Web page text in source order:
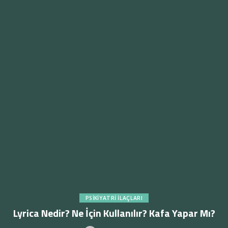
PSIKIYATRI İLAÇLARI
Lyrica Nedir? Ne İçin Kullanılır? Kafa Yapar Mı?